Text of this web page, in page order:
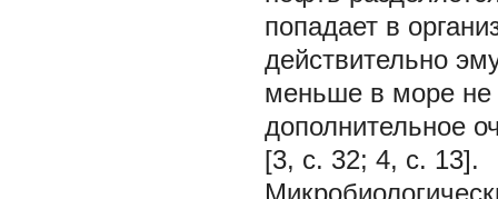
попадает в
действительно
меньше в море не
дополнительное
[3, с. 32; 4, с. 13].